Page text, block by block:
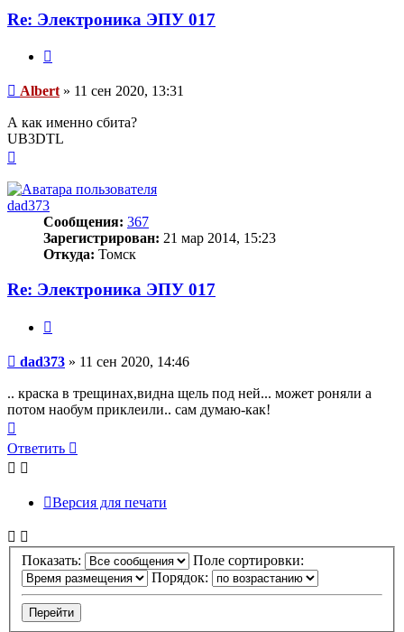
Re: Электроника ЭПУ 017
Сообщение
Albert » 11 сен 2020, 13:31
А как именно сбита?
UB3DTL
началу
dad373
Сообщения: 367
Зарегистрирован: 21 мар 2014, 15:23
Откуда: Томск
Re: Электроника ЭПУ 017
Сообщение
dad373 » 11 сен 2020, 14:46
.. краска в трещинах,видна щель под ней... может роняли а
потом наобум приклеили.. сам думаю-как!
к
началу
Ответить
Версия для печати
Показать:
Поле сортировки:
Порядок: